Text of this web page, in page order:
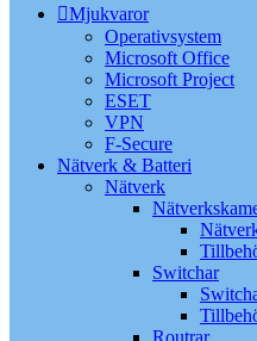
Mjukvaror
Operativsystem
Microsoft Office
Microsoft Project
ESET
VPN
F-Secure
Nätverk & Batteri
Nätverk
Switchar
Routrar